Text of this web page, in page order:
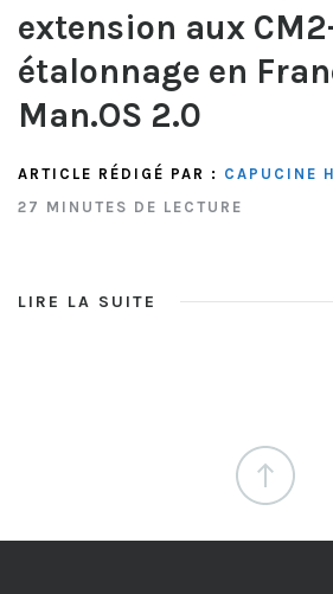
extension aux
étalonnage en
Man.OS 2.0
ARTICLE RÉDIGÉ PAR : CAPUCINE
27 MINUTES DE LECTURE
LIRE LA SUITE